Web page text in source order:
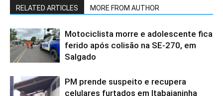
RELATED ARTICLES MORE FROM AUTHOR
Motociclista morre e adolescente fica
ferido após colisão na SE-270, em
Salgado
PM prende suspeito e recupera
celulares furtados em Itabaianinha